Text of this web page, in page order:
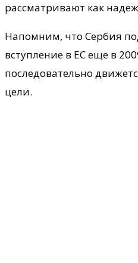
рассматривают как
Напомним, что Сербия
вступление в ЕС еще в
последовательно
цели.